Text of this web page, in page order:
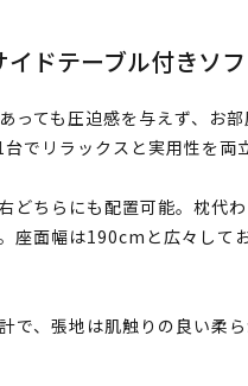
ドテーブル付きソ
ても圧迫感を与えず、お
でリラックスと実用性を両
ちらにも配置可能。枕代わ
座面幅は190cmと広々して
で、張地は肌触りの良い柔